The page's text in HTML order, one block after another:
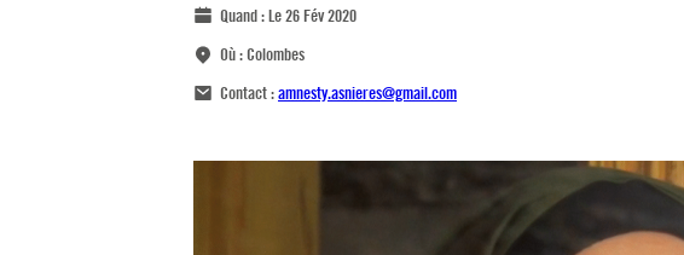
Quand :Le 26 Fév 2020
Où :Colombes
Contact :amnesty.asnieres@gmail.com